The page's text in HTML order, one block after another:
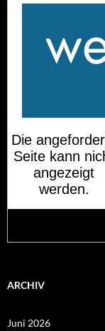
ARCHIV
Juni 2026